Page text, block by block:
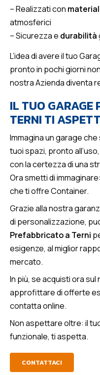
– Realizzati con
atmosferici
– Sicurezza e durabilità
L’idea di avere il tuo
pronto in pochi giorni
nostra Azienda diventa
IL TUO GARAGE
TERNI TI
Immagina un garage
tuoi spazi, pronto
con la certezza di una
Ora smetti di
che ti offre Container.
Grazie alla nostra
di personalizzazione,
Prefabbricato a Terni
esigenze, al miglior
mercato.
In più, se acquisti ora
approfittare di offerte
contatta online.
Non aspettare oltre: il
funzionale, ti aspetta.
CONTATTACI